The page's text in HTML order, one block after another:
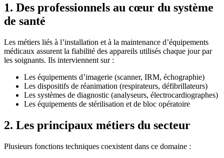
1. Des professionnels au cœur du système
de santé
Les métiers liés à l’installation et à la maintenance d’équipements
médicaux assurent la fiabilité des appareils utilisés chaque jour par
les soignants. Ils interviennent sur :
Les équipements d’imagerie (scanner, IRM, échographie)
Les dispositifs de réanimation (respirateurs, défibrillateurs)
Les systèmes de diagnostic (analyseurs, électrocardiographes)
Les équipements de stérilisation et de bloc opératoire
2. Les principaux métiers du secteur
Plusieurs fonctions techniques coexistent dans ce domaine :